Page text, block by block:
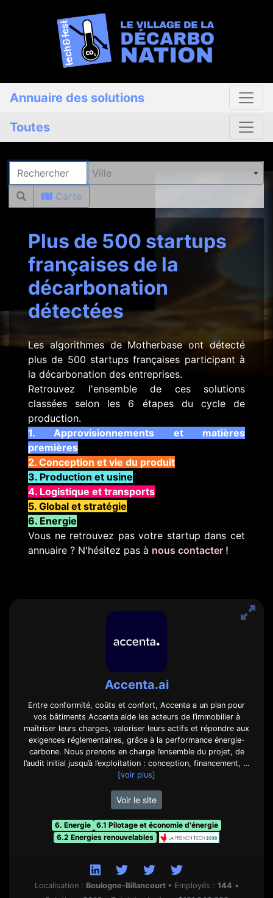
Annuaire des solutions
Toutes
Rechercher
Ville
Carte
Plus de 500 startups
françaises de la
décarbonation
détectées
Les algorithmes de Motherbase ont détecté
plus de 500 startups françaises participant à
la décarbonation des entreprises.
Retrouvez l'ensemble de ces solutions
classées selon les 6 étapes du cycle de
production.
1. Approvisionnements et matières
premières
2. Conception et vie du produit
3. Production et usine
4. Logistique et transports
5. Global et stratégie
6. Energie
Vous ne retrouvez pas votre startup dans cet
annuaire ? N'hésitez pas à nous contacter !
Accenta.ai
Entre conformité, coûts et confort, Accenta a un plan pour
vos bâtiments Accenta aide les acteurs de l’immobilier à
maîtriser leurs charges, valoriser leurs actifs et répondre aux
exigences réglementaires, grâce à la performance énergie-
carbone. Nous prenons en charge l’ensemble du projet, de
l’audit initial jusqu’à l’exploitation : conception, financement, …
[voir plus]
Voir le site
6. Energie
6.1 Pilotage et économie d'énergie
6.2 Energies renouvelables
Localisation : Boulogne-Billancourt • Employés : 144 •